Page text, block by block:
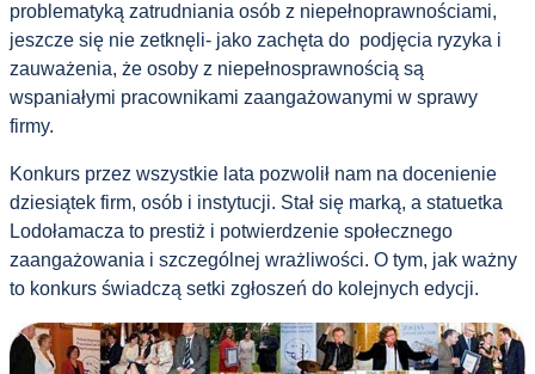
problematyką zatrudniania osób z niepełnoprawnościami,
jeszcze się nie zetknęli- jako zachęta do podjęcia ryzyka i
zauważenia, że ​​osoby z niepełnosprawnością są
wspaniałymi pracownikami zaangażowanymi w sprawy
firmy.
Konkurs przez wszystkie lata pozwolił nam na docenienie
dziesiątek firm, osób i instytucji. Stał się marką, a statuetka
Lodołamacza to prestiż i potwierdzenie społecznego
zaangażowania i szczególnej wrażliwości. O tym, jak ważny
to konkurs świadczą setki zgłoszeń do kolejnych edycji.